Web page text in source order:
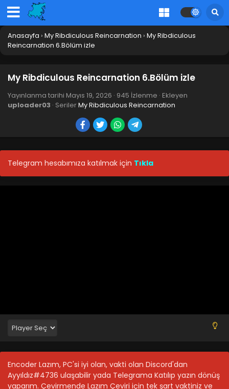
Anasayfa › My Ribdiculous Reincarnation › My Ribdiculous
Reincarnation 6.Bölüm izle
My Ribdiculous Reincarnation 6.Bölüm izle
Yayınlanma tarihi Mayıs 19, 2026 · 945 İzlenme · Ekleyen
uploader03 · SerilerMy Ribdiculous Reincarnation
Telegram hesabımıza katılmak için Tıkla
Encoder Lazım, PC'si iyi olan, vakti olan Discord'dan
Ayyıldız#4736 ulaşabilir yada Telegrama Katılıp yazın dönüş
yaparım. Çevirmende Lazım Çeviri için tek şart vaktiniz ve
Blm 11 - Haziran 16, 2026